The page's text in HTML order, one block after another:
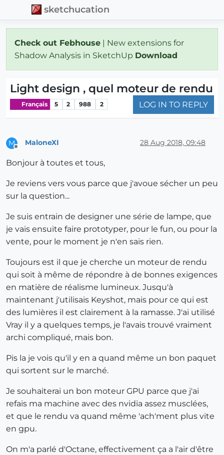
sketchucation
Check out Febhouse | New extensions for
Shadow Analysis in SketchUp Download
Light design , quel moteur de rendu
Français 5 2 988 2 LOG IN TO REPLY
M MaloneXI 28 Aug 2018, 09:48
Bonjour à toutes et tous,
Je reviens vers vous parce que j'avoue sécher un peu
sur la question...
Je suis entrain de designer une série de lampe, que
je vais ensuite faire prototyper, pour le fun, ou pour la
vente, pour le moment je n'en sais rien.
Toujours est il que je cherche un moteur de rendu
qui soit à même de répondre à de bonnes exigences
en matière de réalisme lumineux. Jusqu'à
maintenant j'utilisais Keyshot, mais pour ce qui est
des lumières il est clairement à la ramasse. J'ai utilisé
Vray il y a quelques temps, je l'avais trouvé vraiment
archi compliqué, mais bon.
Pis la je vois qu'il y en a quand même un bon paquet
qui sortent sur le marché.
Je souhaiterai un bon moteur GPU parce que j'ai
refais ma machine avec des nvidia assez musclées,
et que le rendu va quand même 'ach'ment plus vite
en gpu.
On m'a parlé d'Octane, effectivement ça a l'air d'être